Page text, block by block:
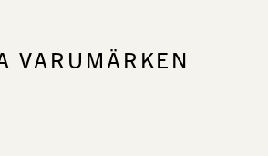
VARUMÄRKEN